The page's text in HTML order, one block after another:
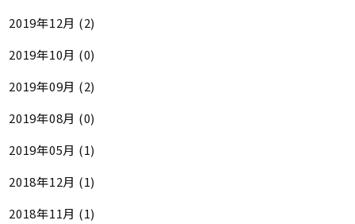
2019年12月 (2)
2019年10月 (0)
2019年09月 (2)
2019年08月 (0)
2019年05月 (1)
2018年12月 (1)
2018年11月 (1)